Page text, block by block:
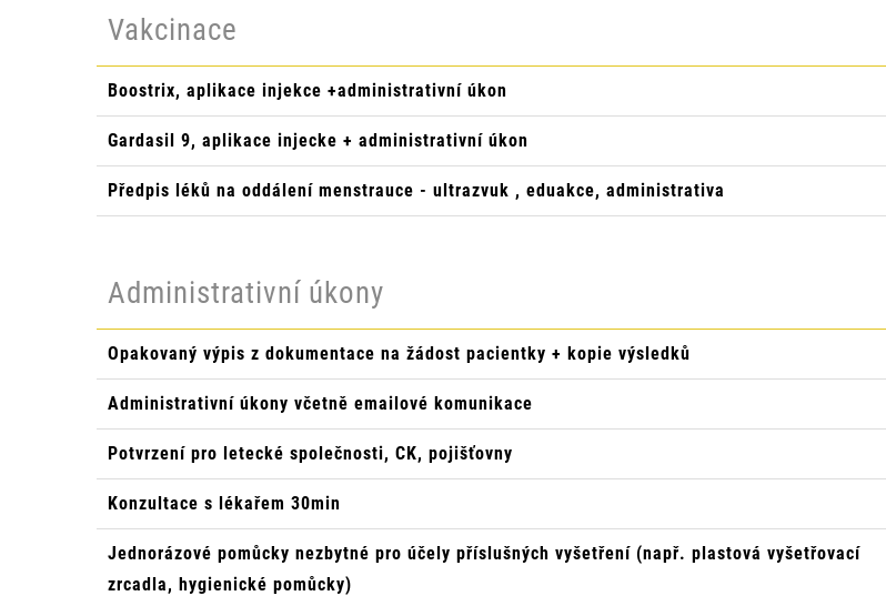
Vakcinace
Boostrix, aplikace injekce +administrativní úkon
Gardasil 9, aplikace injecke + administrativní úkon
Předpis léků na oddálení menstrauce - ultrazvuk , eduakce, administrativa
Administrativní úkony
Opakovaný výpis z dokumentace na žádost pacientky + kopie výsledků
Administrativní úkony včetně emailové komunikace
Potvrzení pro letecké společnosti, CK, pojišťovny
Konzultace s lékařem 30min
Jednorázové pomůcky nezbytné pro účely příslušných vyšetření (např. plastová vyšetřovací
zrcadla, hygienické pomůcky)